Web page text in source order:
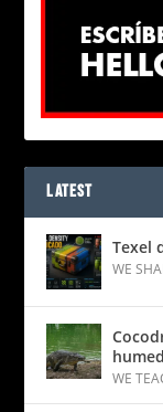
LATEST
Texel
WE
WE